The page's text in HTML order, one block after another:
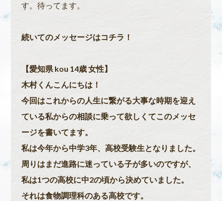
す。待ってます。
続いてのメッセージはコチラ！
【愛知県 kou 14歳 女性】
木村くんこんにちは！
今回はこれからの人生に繋がる大事な時期を迎え
ている私からの相談に乗って欲しくてこのメッセ
ージを書いてます。
私は今年から中学3年、高校受験生となりました。
周りはまだ進路に迷っている子が多いのですが、
私は1つの高校に中2の頃から決めていました。
それは食物調理科のある高校です。